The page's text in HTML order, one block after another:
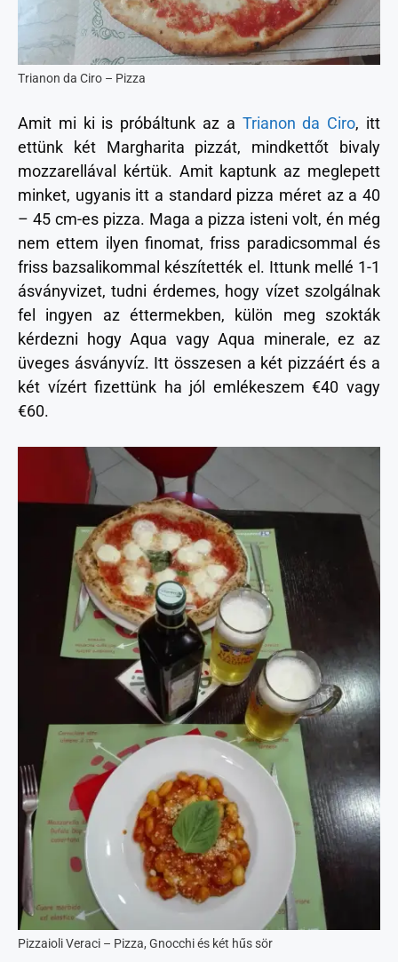
Trianon da Ciro – Pizza
Amit mi ki is próbáltunk az a Trianon da Ciro, itt
ettünk két Margharita pizzát, mindkettőt bivaly
mozzarellával kértük. Amit kaptunk az meglepett
minket, ugyanis itt a standard pizza méret az a 40
– 45 cm-es pizza. Maga a pizza isteni volt, én még
nem ettem ilyen finomat, friss paradicsommal és
friss bazsalikommal készítették el. Ittunk mellé 1-1
ásványvizet, tudni érdemes, hogy vízet szolgálnak
fel ingyen az éttermekben, külön meg szokták
kérdezni hogy Aqua vagy Aqua minerale, ez az
üveges ásványvíz. Itt összesen a két pizzáért és a
két vízért fizettünk ha jól emlékeszem €40 vagy
€60.
Pizzaioli Veraci – Pizza, Gnocchi és két hűs sör